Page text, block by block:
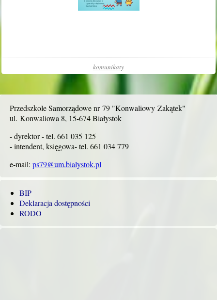
komunikaty
Przedszkole Samorządowe nr 79 "Konwaliowy Zakątek"
ul. Konwaliowa 8, 15-674 Białystok
- dyrektor - tel. 661 035 125
- intendent, księgowa- tel. 661 034 779
e-mail: ps79@um.bialystok.pl
BIP
Deklaracja dostępności
RODO